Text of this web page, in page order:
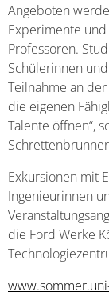
Angeboten
Experimente
Professoren.
Schülerinnen
Teilnahme an
die eigenen
Talente öffnen“,
Exkursionen mit
Ingenieurinnen
die Ford Werke